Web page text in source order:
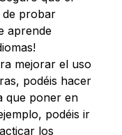
de probar
aprende
mejorar el uso
podéis hacer
que poner en
podéis ir
los